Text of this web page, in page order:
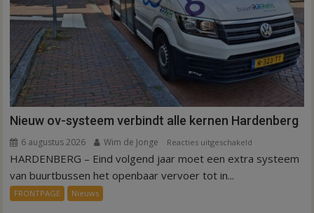
Nieuw ov-systeem verbindt alle kernen Hardenberg
6 augustus 2026 Wim de Jonge Reacties uitgeschakeld
Nieuw
HARDENBERG – Eind volgend jaar moet een extra systeem
van buurtbussen het openbaar vervoer tot in...
FRONTPAGE Nieuws